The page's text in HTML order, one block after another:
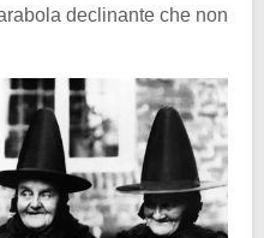
declinante che non